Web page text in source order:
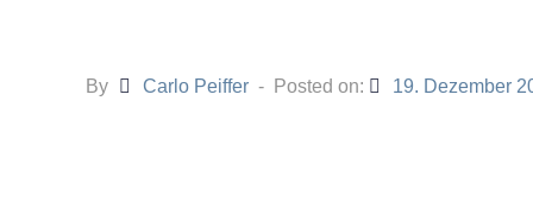
By Carlo Peiffer Posted on: 19. Dezember